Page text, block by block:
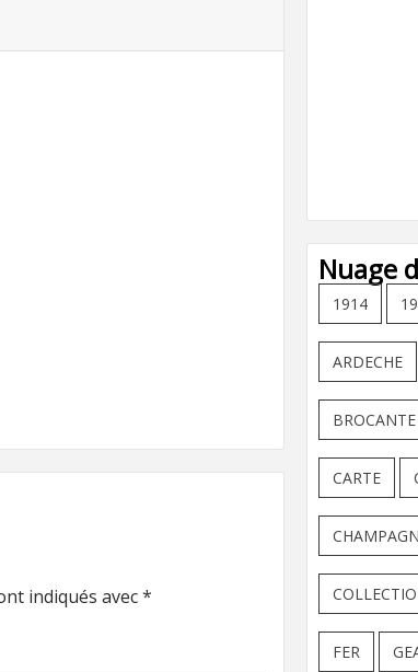
indiqués avec*
Nuage
1914
ARDECHE
BROCANTE
CARTE
FER